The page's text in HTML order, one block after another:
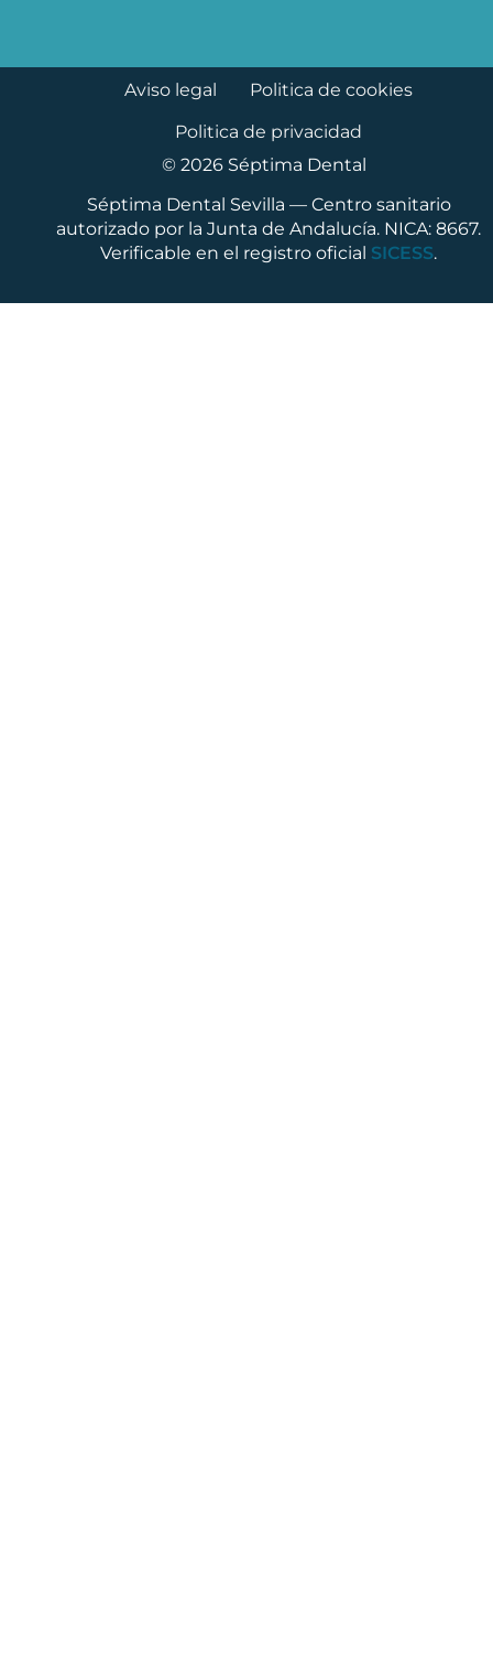
Aviso legal
Politica de cookies
Politica de privacidad
© 2026 Séptima Dental
Séptima Dental Sevilla — Centro sanitario
autorizado por la Junta de Andalucía. NICA: 8667.
Verificable en el registro oficial SICESS.